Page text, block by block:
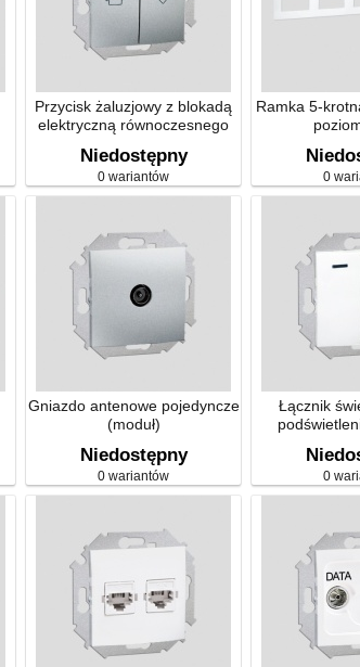
Przycisk żaluzjowy z blokadą
elektryczną równoczesnego
Niedostępny
0 wariantów
Ramka 5-
0
Gniazdo antenowe pojedyncze
(moduł)
Niedostępny
0 wariantów
Łącznik
0